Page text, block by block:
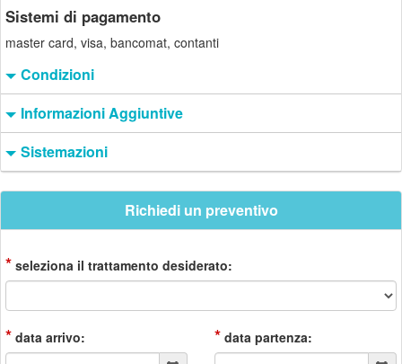
Sistemi di pagamento
master card, visa, bancomat, contanti
Condizioni
Informazioni Aggiuntive
Sistemazioni
Richiedi un preventivo
* seleziona il trattamento desiderato:
* data arrivo: * data partenza: